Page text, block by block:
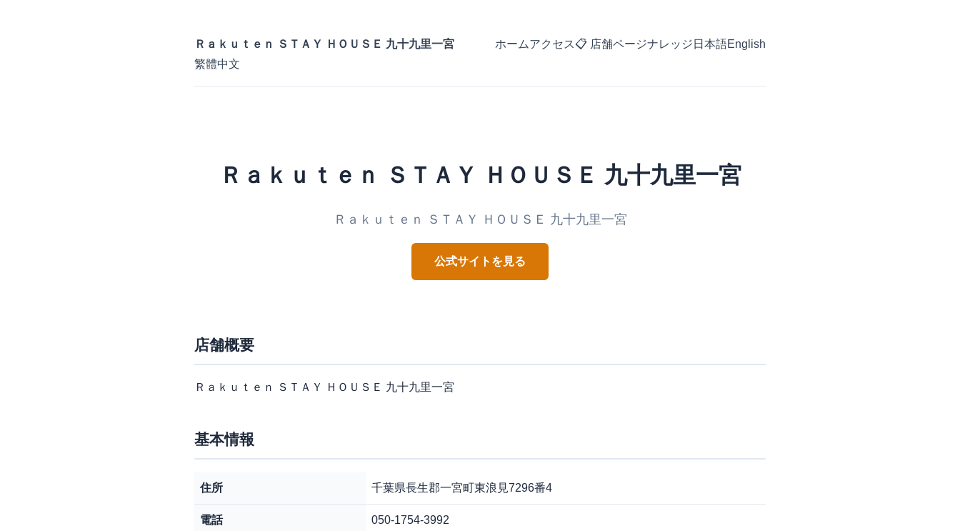
Ｒａｋｕｔｅｎ ＳＴＡＹ ＨＯＵＳＥ 九十九里一宮 ホームアクセス📋 店舗ページナレッジ 日本語English
繁體中文
Ｒａｋｕｔｅｎ ＳＴＡＹ ＨＯＵＳＥ 九十九里一宮
Ｒａｋｕｔｅｎ ＳＴＡＹ ＨＯＵＳＥ 九十九里一宮
公式サイトを見る
店舗概要
Ｒａｋｕｔｅｎ ＳＴＡＹ ＨＯＵＳＥ 九十九里一宮
基本情報
住所 千葉県長生郡一宮町東浪見7296番4
電話 050-1754-3992